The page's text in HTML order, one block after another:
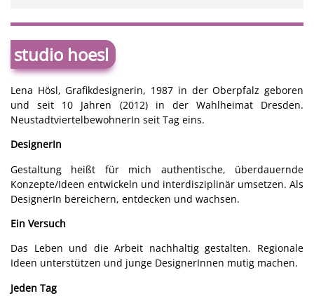
studio hoesl
Lena Hösl, Grafikdesignerin, 1987 in der Oberpfalz geboren
und seit 10 Jahren (2012) in der Wahlheimat Dresden.
NeustadtviertelbewohnerIn seit Tag eins.
DesignerIn
Gestaltung heißt für mich authentische, überdauernde
Konzepte/Ideen entwickeln und interdisziplinär umsetzen. Als
DesignerIn bereichern, entdecken und wachsen.
Ein Versuch
Das Leben und die Arbeit nachhaltig gestalten. Regionale
Ideen unterstützen und junge DesignerInnen mutig machen.
Jeden Tag